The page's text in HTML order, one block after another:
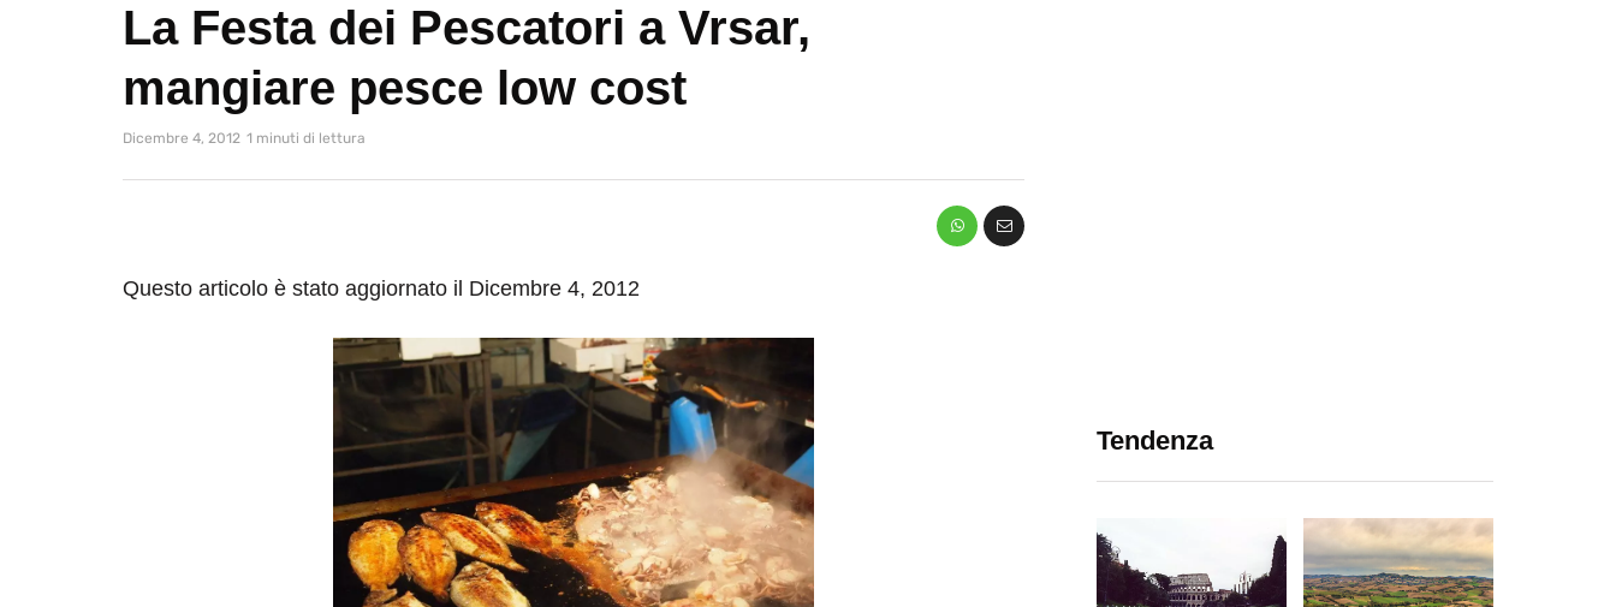
La Festa dei Pescatori a Vrsar,
mangiare pesce low cost
Dicembre 4, 2012 1 minuti di lettura
Questo articolo è stato aggiornato il Dicembre 4, 2012
Tendenza